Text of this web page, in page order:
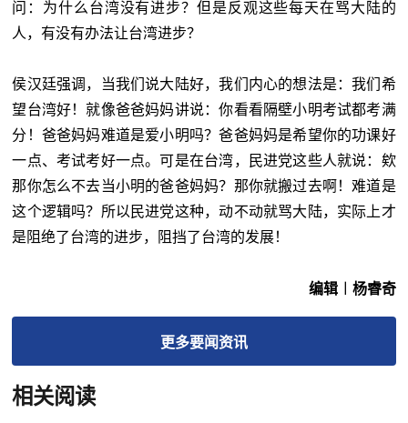
问：为什么台湾没有进步？但是反观这些每天在骂大陆的
人，有没有办法让台湾进步？
侯汉廷强调，当我们说大陆好，我们内心的想法是：我们希
望台湾好！就像爸爸妈妈讲说：你看看隔壁小明考试都考满
分！爸爸妈妈难道是爱小明吗？爸爸妈妈是希望你的功课好
一点、考试考好一点。可是在台湾，民进党这些人就说：欸
那你怎么不去当小明的爸爸妈妈？那你就搬过去啊！难道是
这个逻辑吗？所以民进党这种，动不动就骂大陆，实际上才
是阻绝了台湾的进步，阻挡了台湾的发展！
编辑︱杨睿奇
更多要闻资讯
相关阅读